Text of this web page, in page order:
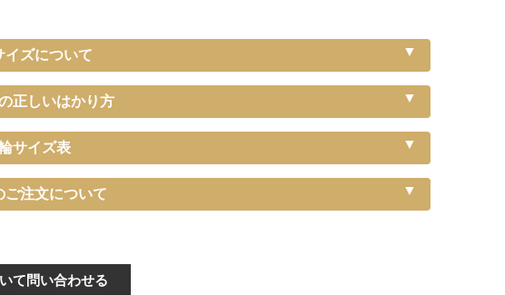
イズについて
正しいはかり方
サイズ表
わ
〔首輪サイズ〕
バックルで13～22cmに調節可
生後3ヶ月から12ヶ月くら
わ
〔首輪サイズ〕
ご注文について
て問い合わせる